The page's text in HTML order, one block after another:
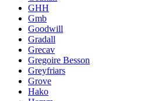
GHH
Gmb
Goodwill
Gradall
Grecav
Gregoire Besson
Greyfriars
Grove
Hako